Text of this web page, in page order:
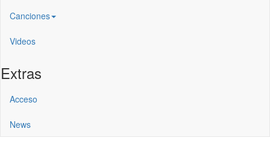
Canciones
Videos
Extras
Acceso
News